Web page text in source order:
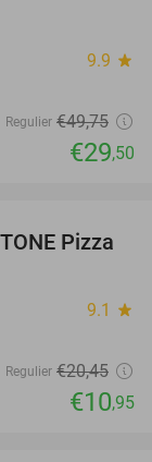
9.9 star
Regulier €49,75
€29,50
46%
Pizza
9.1 star
Regulier €20,45
€10,95